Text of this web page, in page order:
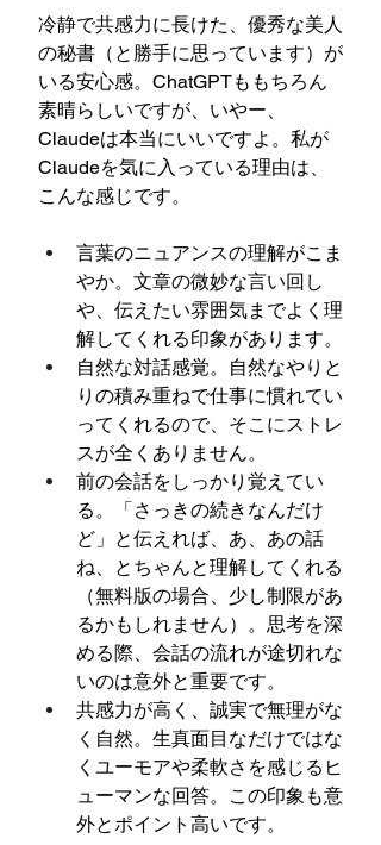
冷静で共感力に長けた、優秀な美人
の秘書（と勝手に思っています）が
いる安心感。ChatGPTももちろん
素晴らしいですが、いやー、
Claudeは本当にいいですよ。私が
Claudeを気に入っている理由は、
こんな感じです。
言葉のニュアンスの理解がこま
やか。文章の微妙な言い回し
や、伝えたい雰囲気までよく理
解してくれる印象があります。
自然な対話感覚。自然なやりと
りの積み重ねで仕事に慣れてい
ってくれるので、そこにストレ
スが全くありません。
前の会話をしっかり覚えてい
る。「さっきの続きなんだけ
ど」と伝えれば、あ、あの話
ね、とちゃんと理解してくれる
（無料版の場合、少し制限があ
るかもしれません）。思考を深
める際、会話の流れが途切れな
いのは意外と重要です。
共感力が高く、誠実で無理がな
く自然。生真面目なだけではな
くユーモアや柔軟さを感じるヒ
ューマンな回答。この印象も意
外とポイント高いです。